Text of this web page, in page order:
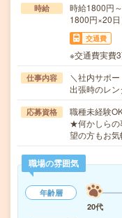
時給
時給1800円
1800円×20
交通費
※交通費実費
仕事内容
＼社内サポ
出張時のレ
応募資格
職種未経験
★何かしらの
望の方もお
職場の雰囲気
年齢層
20代